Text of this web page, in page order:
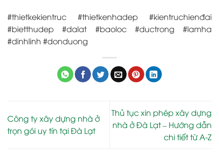
#thietkekientruc #thietkenhadep #kientruchienđai
#bietthudep #dalat #baoloc #ductrong #lamha
#dinhlinh #donduong
Công ty xây dựng nhà ở
trọn gói uy tín tại Đà Lạt
Thủ tục xin phép xây dựng
nhà ở Đà Lạt – Hướng dẫn
chi tiết từ A-Z